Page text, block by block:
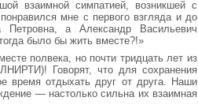
взаимной симпатией, возникшей с
мне с первого взгляда и до
а Александр Васильевич
было бы жить вместе?!»
полвека, но почти тридцать лет из
Говорят, что для сохранения
время отдыхать друг от друга. Наши
— настолько сильна их взаимная